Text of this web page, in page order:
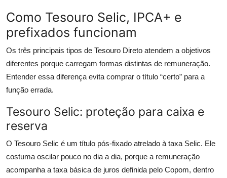
Como Tesouro Selic, IPCA+ e
prefixados funcionam
Os três principais tipos de Tesouro Direto atendem a objetivos
diferentes porque carregam formas distintas de remuneração.
Entender essa diferença evita comprar o título “certo” para a
função errada.
Tesouro Selic: proteção para caixa e
reserva
O Tesouro Selic é um título pós-fixado atrelado à taxa Selic. Ele
costuma oscilar pouco no dia a dia, porque a remuneração
acompanha a taxa básica de juros definida pelo Copom, dentro